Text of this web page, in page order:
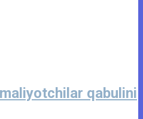
qabulini